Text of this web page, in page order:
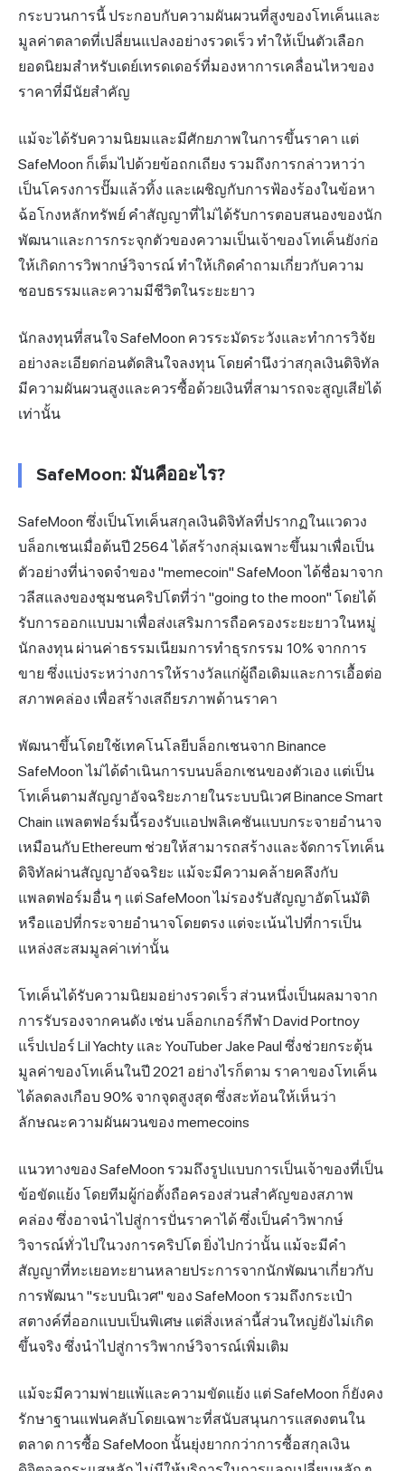
กระบวนการนี้ ประกอบกับความผันผวนที่สูงของโทเค็นและ
มูลค่าตลาดที่เปลี่ยนแปลงอย่างรวดเร็ว ทำให้เป็นตัวเลือก
ยอดนิยมสำหรับเดย์เทรดเดอร์ที่มองหาการเคลื่อนไหวของ
ราคาที่มีนัยสำคัญ
แม้จะได้รับความนิยมและมีศักยภาพในการขึ้นราคา แต่
SafeMoon ก็เต็มไปด้วยข้อถกเถียง รวมถึงการกล่าวหาว่า
เป็นโครงการปั๊มแล้วทิ้ง และเผชิญกับการฟ้องร้องในข้อหา
ฉ้อโกงหลักทรัพย์ คำสัญญาที่ไม่ได้รับการตอบสนองของนัก
พัฒนาและการกระจุกตัวของความเป็นเจ้าของโทเค็นยังก่อ
ให้เกิดการวิพากษ์วิจารณ์ ทำให้เกิดคำถามเกี่ยวกับความ
ชอบธรรมและความมีชีวิตในระยะยาว
นักลงทุนที่สนใจ SafeMoon ควรระมัดระวังและทำการวิจัย
อย่างละเอียดก่อนตัดสินใจลงทุน โดยคำนึงว่าสกุลเงินดิจิทัล
มีความผันผวนสูงและควรซื้อด้วยเงินที่สามารถจะสูญเสียได้
เท่านั้น
SafeMoon: มันคืออะไร?
SafeMoon ซึ่งเป็นโทเค็นสกุลเงินดิจิทัลที่ปรากฏในแวดวง
บล็อกเชนเมื่อต้นปี 2564 ได้สร้างกลุ่มเฉพาะขึ้นมาเพื่อเป็น
ตัวอย่างที่น่าจดจำของ "memecoin" SafeMoon ได้ชื่อมาจาก
วลีสแลงของชุมชนคริปโตที่ว่า "going to the moon" โดยได้
รับการออกแบบมาเพื่อส่งเสริมการถือครองระยะยาวในหมู่
นักลงทุน ผ่านค่าธรรมเนียมการทำธุรกรรม 10% จากการ
ขาย ซึ่งแบ่งระหว่างการให้รางวัลแก่ผู้ถือเดิมและการเอื้อต่อ
สภาพคล่อง เพื่อสร้างเสถียรภาพด้านราคา
พัฒนาขึ้นโดยใช้เทคโนโลยีบล็อกเชนจาก Binance
SafeMoon ไม่ได้ดำเนินการบนบล็อกเชนของตัวเอง แต่เป็น
โทเค็นตามสัญญาอัจฉริยะภายในระบบนิเวศBinance Smart
Chain แพลตฟอร์มนี้รองรับแอปพลิเคชันแบบกระจายอำนาจ
เหมือนกับ Ethereum ช่วยให้สามารถสร้างและจัดการโทเค็น
ดิจิทัลผ่านสัญญาอัจฉริยะ แม้จะมีความคล้ายคลึงกับ
แพลตฟอร์มอื่น ๆ แต่ SafeMoon ไม่รองรับสัญญาอัตโนมัติ
หรือแอปที่กระจายอำนาจโดยตรง แต่จะเน้นไปที่การเป็น
แหล่งสะสมมูลค่าเท่านั้น
โทเค็นได้รับความนิยมอย่างรวดเร็ว ส่วนหนึ่งเป็นผลมาจาก
การรับรองจากคนดัง เช่น บล็อกเกอร์กีฬา David Portnoy
แร็ปเปอร์ Lil Yachty และ YouTuber Jake Paul ซึ่งช่วยกระตุ้น
มูลค่าของโทเค็นในปี 2021 อย่างไรก็ตาม ราคาของโทเค็น
ได้ลดลงเกือบ 90% จากจุดสูงสุด ซึ่งสะท้อนให้เห็นว่า
ลักษณะความผันผวนของ memecoins
แนวทางของ SafeMoon รวมถึงรูปแบบการเป็นเจ้าของที่เป็น
ข้อขัดแย้ง โดยทีมผู้ก่อตั้งถือครองส่วนสำคัญของสภาพ
คล่อง ซึ่งอาจนำไปสู่การปั่นราคาได้ ซึ่งเป็นคำวิพากษ์
วิจารณ์ทั่วไปในวงการคริปโต ยิ่งไปกว่านั้น แม้จะมีคำ
สัญญาที่ทะเยอทะยานหลายประการจากนักพัฒนาเกี่ยวกับ
การพัฒนา "ระบบนิเวศ" ของ SafeMoon รวมถึงกระเป๋า
สตางค์ที่ออกแบบเป็นพิเศษ แต่สิ่งเหล่านี้ส่วนใหญ่ยังไม่เกิด
ขึ้นจริง ซึ่งนำไปสู่การวิพากษ์วิจารณ์เพิ่มเติม
แม้จะมีความพ่ายแพ้และความขัดแย้ง แต่ SafeMoon ก็ยังคง
รักษาฐานแฟนคลับโดยเฉพาะที่สนับสนุนการแสดงตนใน
ตลาด การซื้อ SafeMoon นั้นยุ่งยากกว่าการซื้อสกุลเงิน